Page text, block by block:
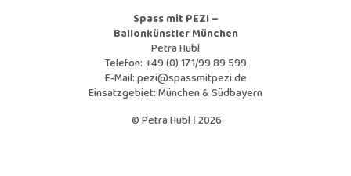
Spass mit PEZI –
Ballonkünstler München
Petra Hubl
Telefon: +49 (0) 171/99 89 599
E-Mail:pezi@spassmitpezi.de
Einsatzgebiet: München & Südbayern
© Petra Hubl Ι 2026